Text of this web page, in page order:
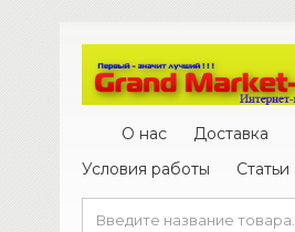
О нас Доставка
Условия работы
Статьи